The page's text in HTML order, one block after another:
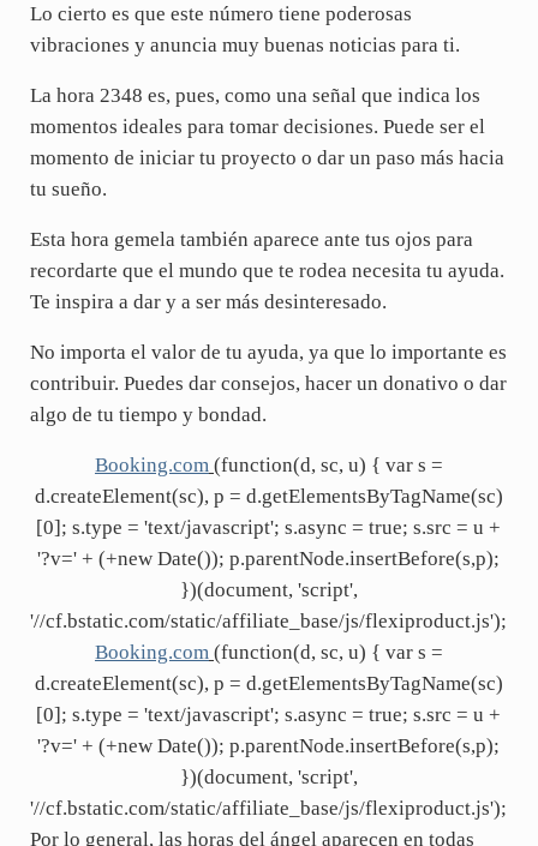
Lo cierto es que este número tiene poderosas
vibraciones y anuncia muy buenas noticias para ti.
La hora 2348 es, pues, como una señal que indica los
momentos ideales para tomar decisiones. Puede ser el
momento de iniciar tu proyecto o dar un paso más hacia
tu sueño.
Esta hora gemela también aparece ante tus ojos para
recordarte que el mundo que te rodea necesita tu ayuda.
Te inspira a dar y a ser más desinteresado.
No importa el valor de tu ayuda, ya que lo importante es
contribuir. Puedes dar consejos, hacer un donativo o dar
algo de tu tiempo y bondad.
Booking.com (function(d, sc, u) { var s =
d.createElement(sc), p = d.getElementsByTagName(sc)
[0]; s.type = 'text/javascript'; s.async = true; s.src = u +
'?v=' + (+new Date()); p.parentNode.insertBefore(s,p);
})(document, 'script',
'//cf.bstatic.com/static/affiliate_base/js/flexiproduct.js');
Booking.com (function(d, sc, u) { var s =
d.createElement(sc), p = d.getElementsByTagName(sc)
[0]; s.type = 'text/javascript'; s.async = true; s.src = u +
'?v=' + (+new Date()); p.parentNode.insertBefore(s,p);
})(document, 'script',
'//cf.bstatic.com/static/affiliate_base/js/flexiproduct.js');
Por lo general, las horas del ángel aparecen en todas